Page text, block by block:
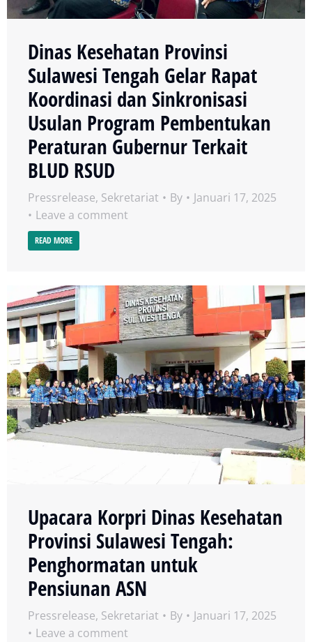
Dinas Kesehatan Provinsi
Sulawesi Tengah Gelar Rapat
Koordinasi dan Sinkronisasi
Usulan Program Pembentukan
Peraturan Gubernur Terkait
BLUD RSUD
Pressrelease, Sekretariat By
Januari 17, 2025
Leave a comment
READ MORE
Upacara Korpri Dinas Kesehatan
Provinsi Sulawesi Tengah:
Penghormatan untuk
Pensiunan ASN
Pressrelease, Sekretariat By
Januari 17, 2025
Leave a comment